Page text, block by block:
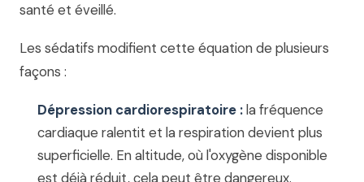
santé et éveillé.
Les sédatifs modifient cette équation de plusieurs
façons :
Dépression cardiorespiratoire :la fréquence
cardiaque ralentit et la respiration devient plus
superficielle. En altitude, où l'oxygène disponible
est déjà réduit, cela peut être dangereux.